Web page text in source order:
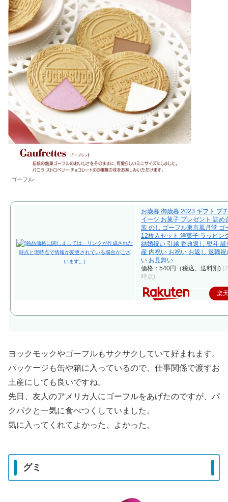
ゴーフル
お歳暮 御歳暮 2023 ギフト プ
イーツ お菓子 プレゼント 詰め
装 のし ゴーフル東京風月堂 ゴ
12枚入セット 洋菓子 ラッピン
結婚祝い 引越 香典返し 熨斗
産 内祝い お祝い お返し 退職
い お見舞い
価格：540円（税込、送料別)
時点)
楽
ヨックモックやゴーフルもサクサクしていて好まれます。
パッケージも缶や箱に入っているので、仕事関係で渡すお
土産にしても良いですね。
先日、友人のアメリカ人にゴーフルをあげたのですが、パ
クパクと一気に食べつくしていました。
気に入ってくれてよかった、よかった。
グミ